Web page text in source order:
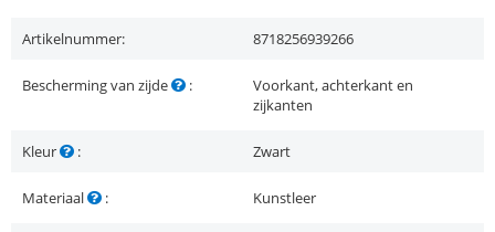
Artikelnummer: 8718256939266
Bescherming van zijde :
Voorkant, achterkant en
zijkanten
Kleur : Zwart
Materiaal : Kunstleer